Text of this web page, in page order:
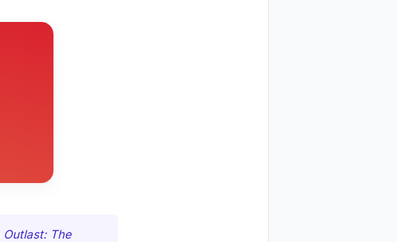
Outlast: The